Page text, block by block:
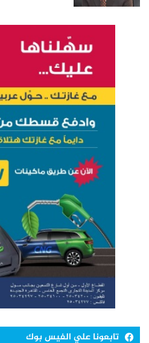
تابعونا علي الفيس بوك